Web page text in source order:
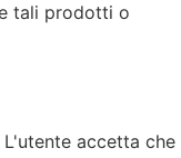
tali prodotti o
accetta che